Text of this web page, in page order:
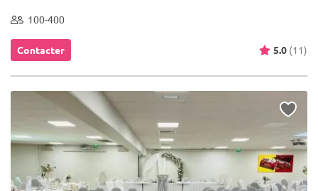
100-400
Contacter 5.0 (11)